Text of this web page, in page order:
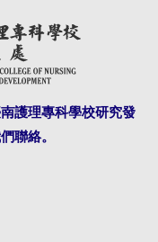
護理專科學校研究發
聯絡。